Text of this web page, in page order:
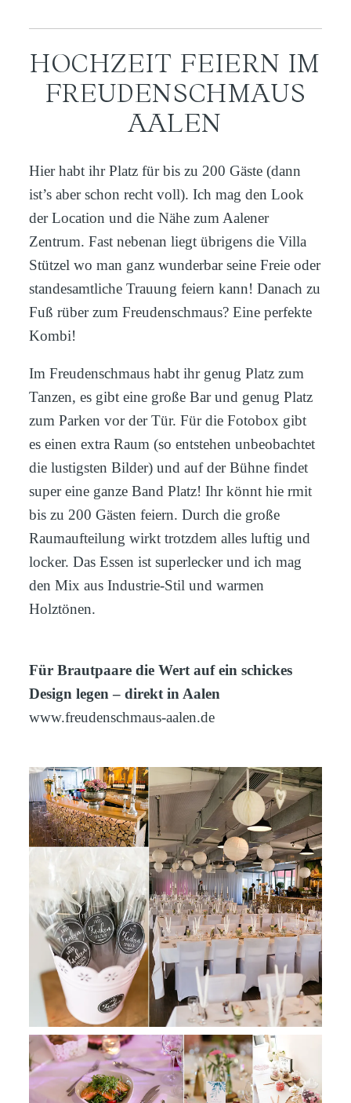
HOCHZEIT FEIERN IM
FREUDENSCHMAUS
AALEN
Hier habt ihr Platz für bis zu 200 Gäste (dann
ist’s aber schon recht voll). Ich mag den Look
der Location und die Nähe zum Aalener
Zentrum. Fast nebenan liegt übrigens die Villa
Stützel wo man ganz wunderbar seine Freie oder
standesamtliche Trauung feiern kann! Danach zu
Fuß rüber zum Freudenschmaus? Eine perfekte
Kombi!
Im Freudenschmaus habt ihr genug Platz zum
Tanzen, es gibt eine große Bar und genug Platz
zum Parken vor der Tür. Für die Fotobox gibt
es einen extra Raum (so entstehen unbeobachtet
die lustigsten Bilder) und auf der Bühne findet
super eine ganze Band Platz! Ihr könnt hie rmit
bis zu 200 Gästen feiern. Durch die große
Raumaufteilung wirkt trotzdem alles luftig und
locker. Das Essen ist superlecker und ich mag
den Mix aus Industrie-Stil und warmen
Holztönen.
Für Brautpaare die Wert auf ein schickes
Design legen – direkt in Aalen
www.freudenschmaus-aalen.de